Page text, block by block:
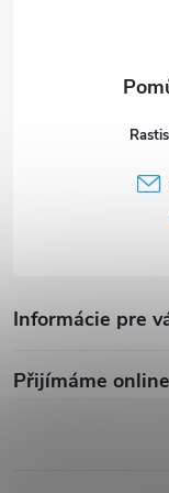
Informácie pre
Přijímáme